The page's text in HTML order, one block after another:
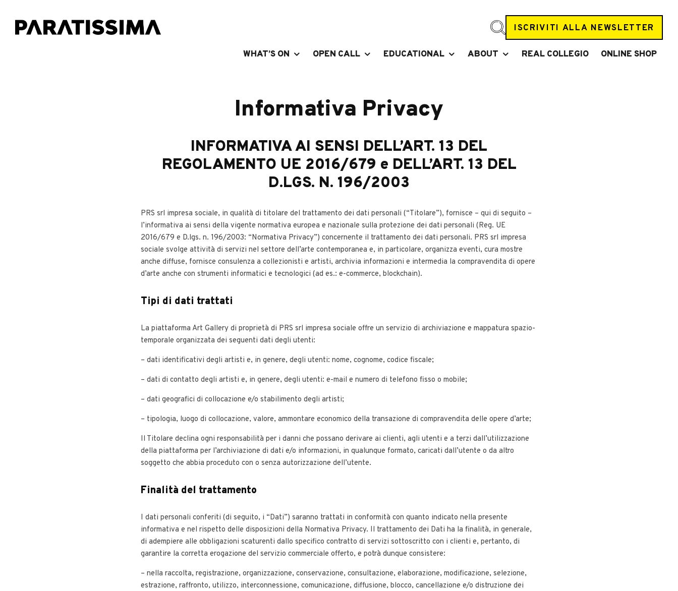
ISCRIVITI ALLA NEWSLETTER
WHAT’S ON OPEN CALL EDUCATIONAL ABOUT REAL COLLEGIO ONLINE SHOP
Informativa Privacy
INFORMATIVA AI SENSI DELL’ART. 13 DEL
REGOLAMENTO UE 2016/679 e DELL’ART. 13 DEL
D.LGS. N. 196/2003
PRS srl impresa sociale, in qualità di titolare del trattamento dei dati personali (“Titolare”), fornisce – qui di seguito –
l’informativa ai sensi della vigente normativa europea e nazionale sulla protezione dei dati personali (Reg. UE
2016/679 e D.lgs. n. 196/2003: “Normativa Privacy”) concernente il trattamento dei dati personali. PRS srl impresa
sociale svolge attività di servizi nel settore dell’arte contemporanea e, in particolare, organizza eventi, cura mostre
anche diffuse, fornisce consulenza a collezionisti e artisti, archivia informazioni e intermedia la compravendita di opere
d’arte anche con strumenti informatici e tecnologici (ad es.: e-commerce, blockchain).
Tipi di dati trattati
La piattaforma Art Gallery di proprietà di PRS srl impresa sociale offre un servizio di archiviazione e mappatura spazio-
temporale organizzata dei seguenti dati degli utenti:
– dati identificativi degli artisti e, in genere, degli utenti: nome, cognome, codice fiscale;
– dati di contatto degli artisti e, in genere, degli utenti: e-mail e numero di telefono fisso o mobile;
– dati geografici di collocazione e/o stabilimento degli artisti;
– tipologia, luogo di collocazione, valore, ammontare economico della transazione di compravendita delle opere d’arte;
Il Titolare declina ogni responsabilità per i danni che possano derivare ai clienti, agli utenti e a terzi dall’utilizzazione
della piattaforma per l’archiviazione di dati e/o informazioni, in qualunque formato, caricati dall’utente o da altro
soggetto che abbia proceduto con o senza autorizzazione dell’utente.
Finalità del trattamento
I dati personali conferiti (di seguito, i “Dati”) saranno trattati in conformità con quanto indicato nella presente
informativa e nel rispetto delle disposizioni della Normativa Privacy. Il trattamento dei Dati ha la finalità, in generale,
di adempiere alle obbligazioni scaturenti dallo specifico contratto di servizi sottoscritto con i clienti e, pertanto, di
garantire la corretta erogazione del servizio commerciale offerto, e potrà dunque consistere:
– nella raccolta, registrazione, organizzazione, conservazione, consultazione, elaborazione, modificazione, selezione,
estrazione, raffronto, utilizzo, interconnessione, comunicazione, diffusione, blocco, cancellazione e/o distruzione dei